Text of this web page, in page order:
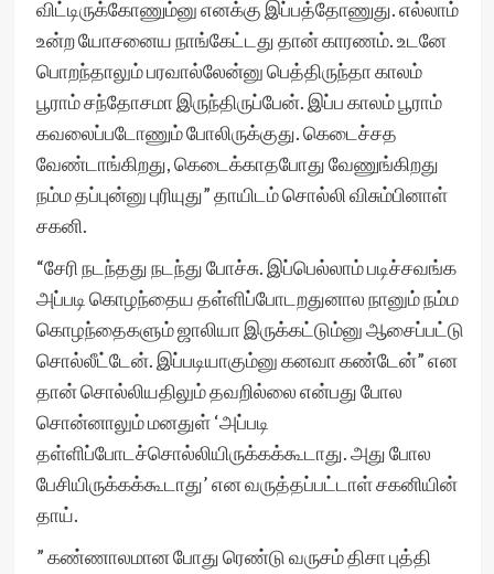
விட்டிருக்கோணும்னு எனக்கு இப்பத்தோணுது. எல்லாம்
உன்ற யோசனைய நாங்கேட்டது தான் காரணம். உடனே
பொறந்தாலும் பரவால்லேன்னு பெத்திருந்தா காலம்
பூராம் சந்தோசமா இருந்திருப்பேன். இப்ப காலம் பூராம்
கவலைப்படோணும் போலிருக்குது. கெடைச்சத
வேண்டாங்கிறது, கெடைக்காதபோது வேணுங்கிறது
நம்ம தப்புன்னு புரியுது” தாயிடம் சொல்லி விசும்பினாள்
சகனி.
“சேரி நடந்தது நடந்து போச்சு. இப்பெல்லாம் படிச்சவங்க
அப்படி கொழந்தைய தள்ளிப்போடறதுனால நானும் நம்ம
கொழந்தைகளும் ஜாலியா இருக்கட்டும்னு ஆசைப்பட்டு
சொல்லீட்டேன். இப்படியாகும்னு கனவா கண்டேன்” என
தான் சொல்லியதிலும் தவறில்லை என்பது போல
சொன்னாலும் மனதுள் ‘அப்படி
தள்ளிப்போடச்சொல்லியிருக்கக்கூடாது. அது போல
பேசியிருக்கக்கூடாது’ என வருத்தப்பட்டாள் சகனியின்
தாய்.
” கண்ணாலமான போது ரெண்டு வருசம் திசா புத்தி